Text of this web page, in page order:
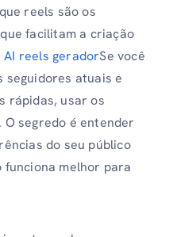
reels são os
facilitam a criação
AI reels geradorSe você
seguidores atuais e
rápidas, usar os
segredo é entender
do seu público
melhor para